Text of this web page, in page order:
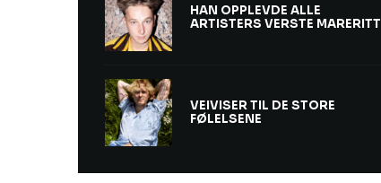
HAN OPPLEVDE ALLE
ARTISTERS VERSTE MARERITT
VEIVISER TIL DE STORE
FØLELSENE